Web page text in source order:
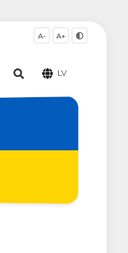
A- A+
LV